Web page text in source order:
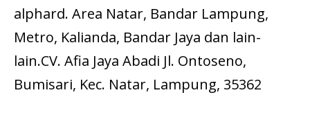
alphard. Area Natar, Bandar Lampung,
Metro, Kalianda, Bandar Jaya dan lain-
lain.CV. Afia Jaya Abadi Jl. Ontoseno,
Bumisari, Kec. Natar, Lampung, 35362